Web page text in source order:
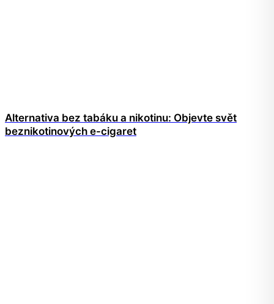
Alternativa bez tabáku a nikotinu: Objevte svět
beznikotinových e-cigaret